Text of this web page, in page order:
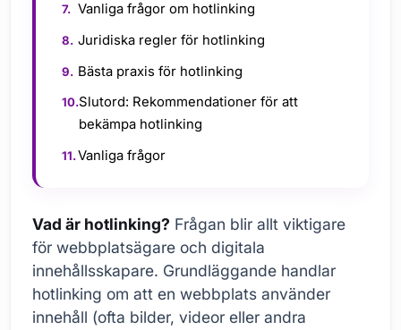
Vanliga frågor om hotlinking
Juridiska regler för hotlinking
Bästa praxis för hotlinking
Slutord: Rekommendationer för att
bekämpa hotlinking
Vanliga frågor
Vad är hotlinking? Frågan blir allt viktigare
för webbplatsägare och digitala
innehållsskapare. Grundläggande handlar
hotlinking om att en webbplats använder
innehåll (ofta bilder, videor eller andra